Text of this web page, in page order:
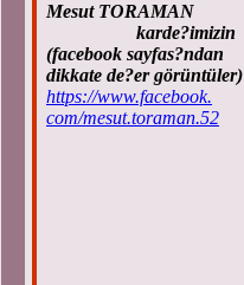
Mesut TORAMAN
karde?imizin
(facebook sayfas?ndan
dikkate de?er görüntüler)
https://www.facebook.
com/mesut.toraman.52